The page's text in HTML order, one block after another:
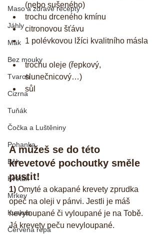
Maso a zdravé recepty
Jáhly
Mák
Bez mouky
Tvaroh
Cizrna
Tuňák
Čočka a Luštěniny
Pohanka
Běh
Květák
Mrkev
Kuskus
Červená řepa
(nebo sušeného)
trochu drceného kmínu
citronovou šťávu
1 polévkovou lžíci kvalitního másla
trochu oleje (řepkový,
slunečnicový…)
sůl
A můžeš se do této
krevetové pochoutky směle
pustit!
1) Omyté a okapané krevety zprudka
opeč na oleji v pánvi. Jestli je máš
nevyloupané či vyloupané je na Tobě.
Já krevety peču nevyloupané.